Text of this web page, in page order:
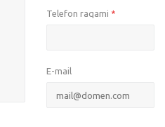
Telefon raqami *
E-mail